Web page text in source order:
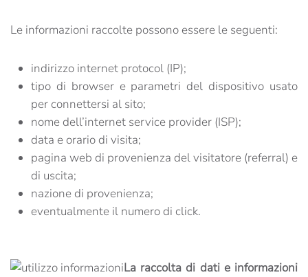
Le informazioni raccolte possono essere le seguenti:
indirizzo internet protocol (IP);
tipo di browser e parametri del dispositivo usato
per connettersi al sito;
nome dell’internet service provider (ISP);
data e orario di visita;
pagina web di provenienza del visitatore (referral) e
di uscita;
nazione di provenienza;
eventualmente il numero di click.
La raccolta di dati e informazioni